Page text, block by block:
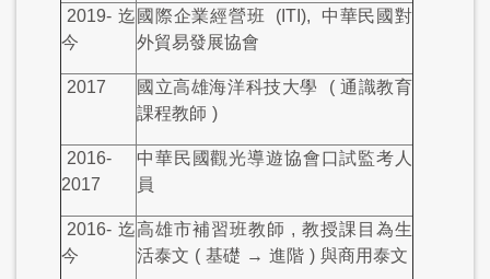
2019- 迄
今
國際企業經營班 (ITI),
中華民國對
外貿易發展協會
2017 國立高雄海洋科技大學 ( 通識教育
課程教師 )
2016-
2017
中華民國觀光導遊協會口試監考人
員
2016- 迄
今
高雄市補習班教師 , 教授課目為生
活泰文 ( 基礎 → 進階 ) 與商用泰文